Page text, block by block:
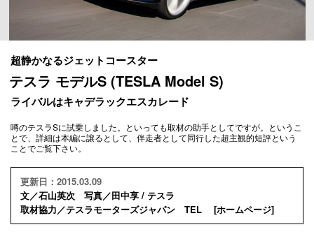
超静かなるジェットコースター
テスラ モデルS (TESLA Model S)
ライバルはキャデラックエスカレード
噂のテスラSに試乗しました。といっても取材の助手としてですが。というこ
とで、詳細は本編に譲るとして、伴走者として同行した超主観的短評という
ことでご覧下さい。
更新日：2015.03.09
文／石山英次 写真／田中享 / テスラ
取材協力／テスラモーターズジャパン TEL [ホームページ]